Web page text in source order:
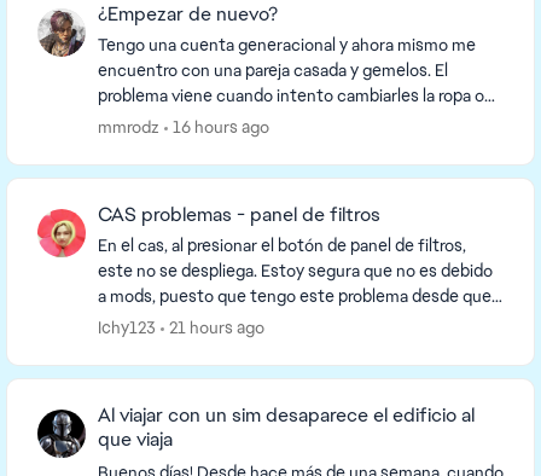
¿Empezar de nuevo?
Tengo una cuenta generacional y ahora mismo me
encuentro con una pareja casada y gemelos. El
problema viene cuando intento cambiarles la ropa o
algo, que al salir me dicen que acaban de comenzar
mmrodz 16 hours ago
CAS problemas - panel de filtros
En el cas, al presionar el botón de panel de filtros,
este no se despliega. Estoy segura que no es debido
a mods, puesto que tengo este problema desde que
Ichy123 21 hours ago
Al viajar con un sim desaparece el edificio al
que viaja